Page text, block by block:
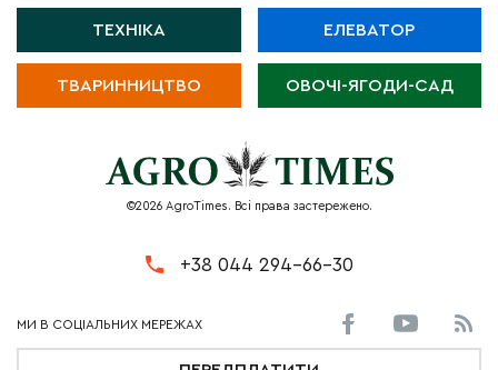
ТЕХНІКА ЕЛЕВАТОР
ТВАРИННИЦТВО ОВОЧІ-ЯГОДИ-САД
©2026 AgroTimes. Всі права застережено.
+38 044 294-66-30